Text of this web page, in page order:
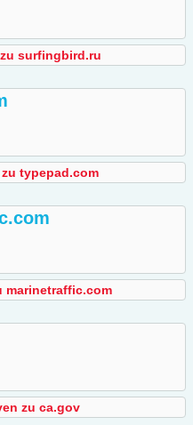
surfingbird.ru
typepad.com
marinetraffic.com
zu ca.gov